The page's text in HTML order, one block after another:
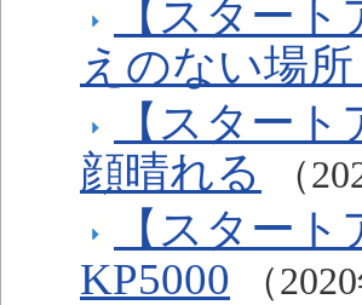
【スター
えのない場所
【スター
顔晴れる
（
【スター
KP5000
（